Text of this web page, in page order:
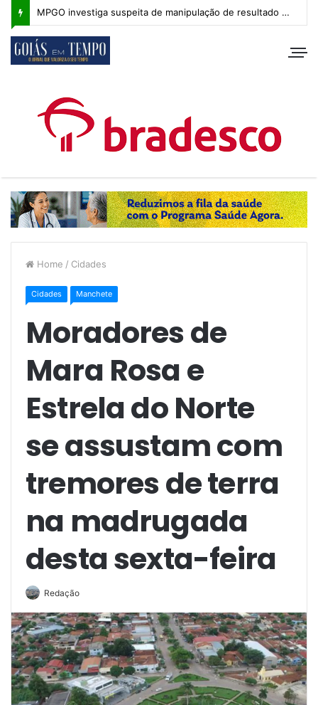
MPGO investiga suspeita de manipulação de resultado na Copa Goiás Sub-20
Home / Cidades
Cidades Manchete
Moradores de
Mara Rosa e
Estrela do Norte
se assustam com
tremores de terra
na madrugada
desta sexta-feira
Redação